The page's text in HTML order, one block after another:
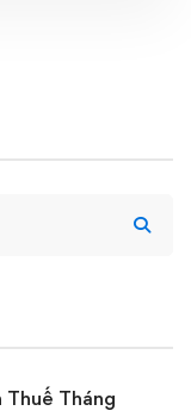
Thuế Tháng